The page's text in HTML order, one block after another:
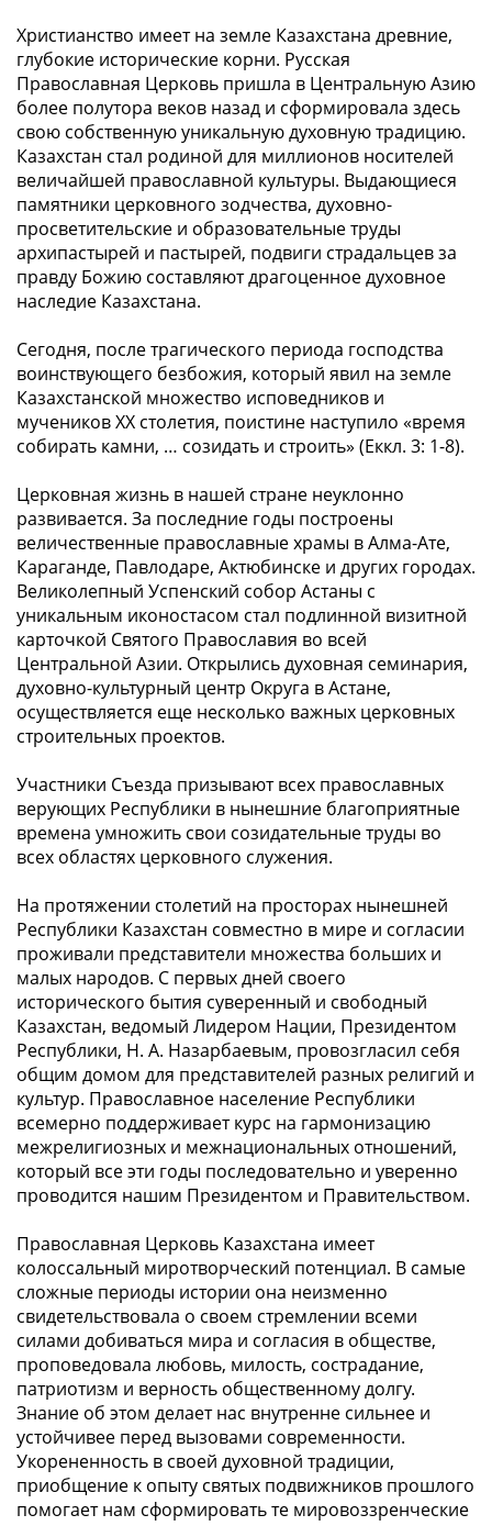
Христианство имеет на земле Казахстана древние,
глубокие исторические корни. Русская
Православная Церковь пришла в Центральную Азию
более полутора веков назад и сформировала здесь
свою собственную уникальную духовную традицию.
Казахстан стал родиной для миллионов носителей
величайшей православной культуры. Выдающиеся
памятники церковного зодчества, духовно-
просветительские и образовательные труды
архипастырей и пастырей, подвиги страдальцев за
правду Божию составляют драгоценное духовное
наследие Казахстана.
Сегодня, после трагического периода господства
воинствующего безбожия, который явил на земле
Казахстанской множество исповедников и
мучеников XX столетия, поистине наступило «время
собирать камни, … созидать и строить» (Еккл. 3: 1-8).
Церковная жизнь в нашей стране неуклонно
развивается. За последние годы построены
величественные православные храмы в Алма-Ате,
Караганде, Павлодаре, Актюбинске и других городах.
Великолепный Успенский собор Астаны с
уникальным иконостасом стал подлинной визитной
карточкой Святого Православия во всей
Центральной Азии. Открылись духовная семинария,
духовно-культурный центр Округа в Астане,
осуществляется еще несколько важных церковных
строительных проектов.
Участники Съезда призывают всех православных
верующих Республики в нынешние благоприятные
времена умножить свои созидательные труды во
всех областях церковного служения.
На протяжении столетий на просторах нынешней
Республики Казахстан совместно в мире и согласии
проживали представители множества больших и
малых народов. С первых дней своего
исторического бытия суверенный и свободный
Казахстан, ведомый Лидером Нации, Президентом
Республики, Н. А. Назарбаевым, провозгласил себя
общим домом для представителей разных религий и
культур. Православное население Республики
всемерно поддерживает курс на гармонизацию
межрелигиозных и межнациональных отношений,
который все эти годы последовательно и уверенно
проводится нашим Президентом и Правительством.
Православная Церковь Казахстана имеет
колоссальный миротворческий потенциал. В самые
сложные периоды истории она неизменно
свидетельствовала о своем стремлении всеми
силами добиваться мира и согласия в обществе,
проповедовала любовь, милость, сострадание,
патриотизм и верность общественному долгу.
Знание об этом делает нас внутренне сильнее и
устойчивее перед вызовами современности.
Укорененность в своей духовной традиции,
приобщение к опыту святых подвижников прошлого
помогает нам сформировать те мировоззренческие